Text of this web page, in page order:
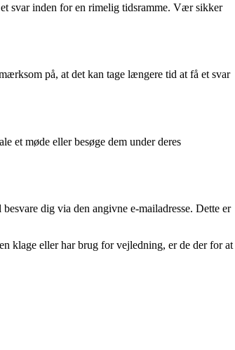
svar inden for en rimelig tidsramme. Vær sikker
på, at det kan tage længere tid at få et svar
et møde eller besøge dem under deres
dig via den angivne e-mailadresse. Dette er
klage eller har brug for vejledning, er de der for at